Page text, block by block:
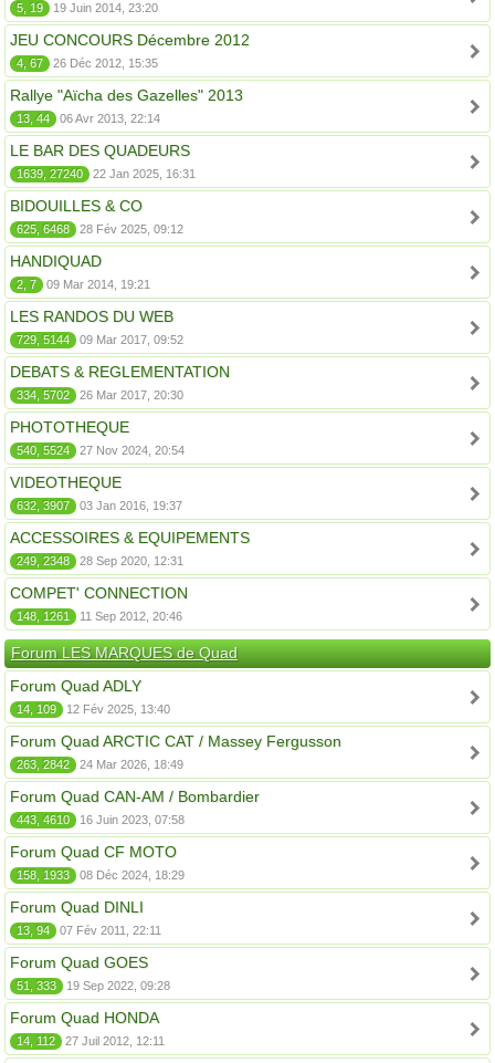
5, 19 19 Juin 2014, 23:20
JEU CONCOURS Décembre 2012
4, 67 26 Déc 2012, 15:35
Rallye "Aïcha des Gazelles" 2013
13, 44 06 Avr 2013, 22:14
LE BAR DES QUADEURS
1639, 27240 22 Jan 2025, 16:31
BIDOUILLES & CO
625, 6468 28 Fév 2025, 09:12
HANDIQUAD
2, 7 09 Mar 2014, 19:21
LES RANDOS DU WEB
729, 5144 09 Mar 2017, 09:52
DEBATS & REGLEMENTATION
334, 5702 26 Mar 2017, 20:30
PHOTOTHEQUE
540, 5524 27 Nov 2024, 20:54
VIDEOTHEQUE
632, 3907 03 Jan 2016, 19:37
ACCESSOIRES & EQUIPEMENTS
249, 2348 28 Sep 2020, 12:31
COMPET' CONNECTION
148, 1261 11 Sep 2012, 20:46
Forum LES MARQUES de Quad
Forum Quad ADLY
14, 109 12 Fév 2025, 13:40
Forum Quad ARCTIC CAT / Massey Fergusson
263, 2842 24 Mar 2026, 18:49
Forum Quad CAN-AM / Bombardier
443, 4610 16 Juin 2023, 07:58
Forum Quad CF MOTO
158, 1933 08 Déc 2024, 18:29
Forum Quad DINLI
13, 94 07 Fév 2011, 22:11
Forum Quad GOES
51, 333 19 Sep 2022, 09:28
Forum Quad HONDA
14, 112 27 Juil 2012, 12:11